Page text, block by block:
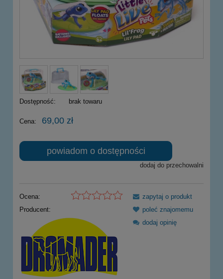
Dostępność: brak towaru
Cena: 69,00 zł
powiadom o dostępności
dodaj do przechowalni
Ocena:
Producent:
zapytaj o produkt
poleć znajomemu
dodaj opinię